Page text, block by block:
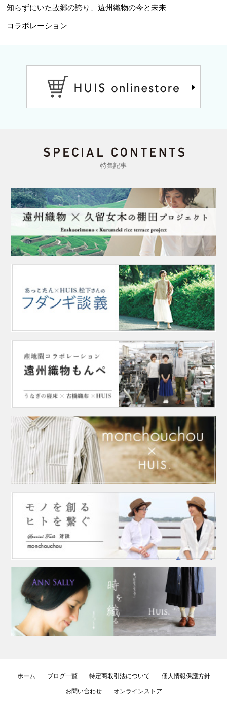
知らずにいた故郷の誇り、遠州織物の今と未来
コラボレーション
特集記事
ホーム ブログ一覧 特定商取引法について
個人情報保護方針
お問い合わせ
オンラインストア